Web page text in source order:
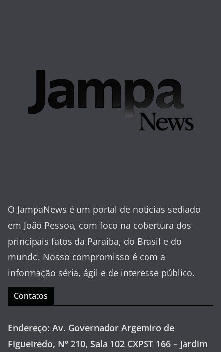
O JampaNews é um portal de notícias sediado
em João Pessoa, com foco na cobertura dos
principais fatos da Paraíba, do Brasil e do
mundo. Nosso compromisso é com a
informação séria, ágil e de interesse público.
Contatos
Endereço: Av. Governador Argemiro de
Figueiredo, Nº 210, Sala 102 CXPST 166 – Jardim